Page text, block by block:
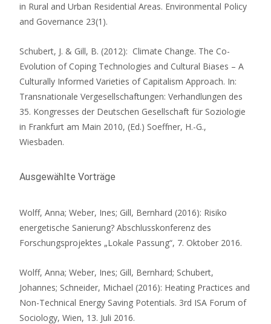
in Rural and Urban Residential Areas. Environmental Policy
and Governance 23(1).
Schubert, J. & Gill, B. (2012): Climate Change. The Co-
Evolution of Coping Technologies and Cultural Biases – A
Culturally Informed Varieties of Capitalism Approach. In:
Transnationale Vergesellschaftungen: Verhandlungen des
35. Kongresses der Deutschen Gesellschaft für Soziologie
in Frankfurt am Main 2010, (Ed.) Soeffner, H.-G.,
Wiesbaden.
Ausgewählte Vorträge
Wolff, Anna; Weber, Ines; Gill, Bernhard (2016): Risiko
energetische Sanierung? Abschlusskonferenz des
Forschungsprojektes „Lokale Passung“, 7. Oktober 2016.
Wolff, Anna; Weber, Ines; Gill, Bernhard; Schubert,
Johannes; Schneider, Michael (2016): Heating Practices and
Non-Technical Energy Saving Potentials. 3rd ISA Forum of
Sociology, Wien, 13. Juli 2016.